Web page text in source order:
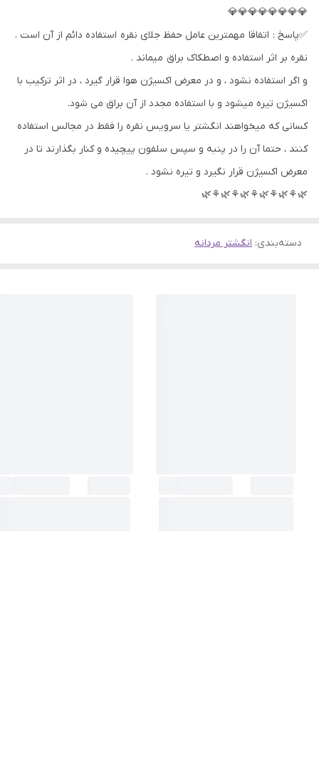
💎💎💎💎💎💎💎💎
✅پاسخ : اتفاقا مهمترین عامل حفظ جلای نقره استفاده دائم از آن است .
نقره بر اثر استفاده و اصطکاک براق میماند .
و اگر استفاده نشود ، و در معرض اکسیژن هوا قرار گیرد ، در اثر ترکیب با
اکسیژن تیره میشود و با استفاده مجدد از آن براق می شود.
کسانی که میخواهند انگشتر یا سرویس نقره را فقط در مجالس استفاده
کنند ، حتما آن را در پنبه و سپس سلفون پیچیده و کنار بگذارند تا در
معرض اکسیژن قرار نگیرد و تیره نشود .
🌿⚘🌿⚘🌿⚘🌿⚘🌿⚘🌿
دسته‌بندی: انگشتر مردانه